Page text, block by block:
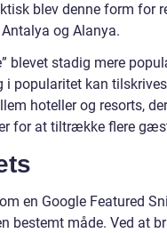
blev denne form for
og Alanya.
blevet stadig mere
i popularitet kan
hoteller og resorts, der
for at tiltrække flere
en Google Featured
bestemt måde. Ved at